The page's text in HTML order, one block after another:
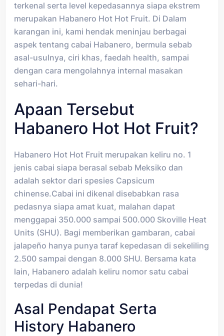
terkenal serta level kepedasannya siapa ekstrem
merupakan Habanero Hot Hot Fruit. Di Dalam
karangan ini, kami hendak meninjau berbagai
aspek tentang cabai Habanero, bermula sebab
asal-usulnya, ciri khas, faedah health, sampai
dengan cara mengolahnya internal masakan
sehari-hari.
Apaan Tersebut
Habanero Hot Hot Fruit?
Habanero Hot Hot Fruit merupakan keliru no. 1
jenis cabai siapa berasal sebab Meksiko dan
adalah sektor dari spesies Capsicum
chinense.Cabai ini dikenal disebabkan rasa
pedasnya siapa amat kuat, malahan dapat
menggapai 350.000 sampai 500.000 Skoville Heat
Units (SHU). Bagi memberikan gambaran, cabai
jalapeño hanya punya taraf kepedasan di sekeliling
2.500 sampai dengan 8.000 SHU. Bersama kata
lain, Habanero adalah keliru nomor satu cabai
terpedas di dunia!
Asal Pendapat Serta
History Habanero